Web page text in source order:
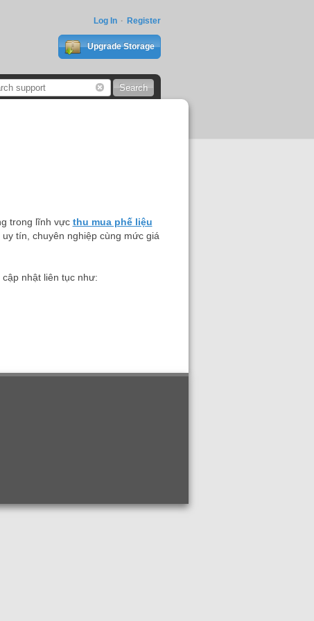
Log In Register
Upgrade Storage
trong lĩnh vực thu mua phế liệu
tín, chuyên nghiệp cùng mức giá
nhật liên tục như: